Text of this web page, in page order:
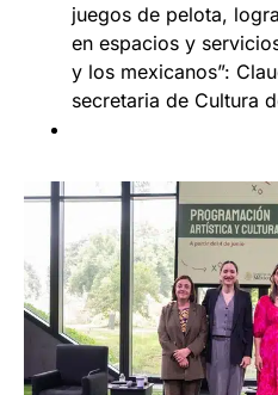
juegos de pelota,
en espacios y
y los mexicanos”:
secretaria de Cultura